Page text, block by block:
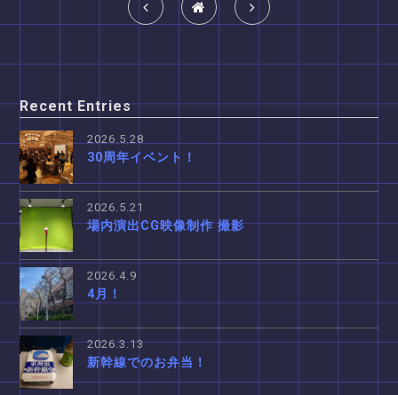
Recent Entries
2026.5.28
30周年イベント！
2026.5.21
場内演出CG映像制作 撮影
2026.4.9
4月！
2026.3.13
新幹線でのお弁当！